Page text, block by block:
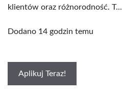
klientów oraz różnorodność. T...
Dodano 14 godzin temu
Aplikuj Teraz!